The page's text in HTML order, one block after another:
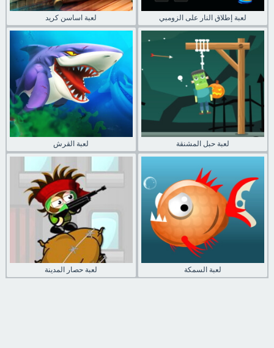
لعبة اساسن كريد لعبة إطلاق النار على الزومبي
لعبة القرش لعبة حبل المشنقة
لعبة حصار المدينة لعبة السمكة